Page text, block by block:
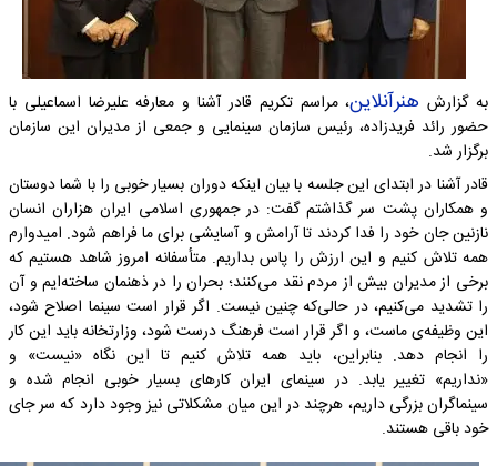
به گزارش هنرآنلاین، مراسم تکریم قادر آشنا و معارفه علیرضا اسماعیلی با
حضور رائد فریدزاده، رئیس سازمان سینمایی و جمعی از مدیران این سازمان
برگزار شد.
قادر آشنا در ابتدای این جلسه با بیان اینکه دوران بسیار خوبی را با شما دوستان
و همکاران پشت سر گذاشتم گفت: در جمهوری اسلامی ایران هزاران انسان
نازنین جان خود را فدا کردند تا آرامش و آسایشی برای ما فراهم شود. امیدوارم
همه تلاش کنیم و این ارزش را پاس بداریم. متأسفانه امروز شاهد هستیم که
برخی از مدیران بیش از مردم نقد می‌کنند؛ بحران را در ذهنمان ساخته‌ایم و آن
را تشدید می‌کنیم، در حالی‌که چنین نیست. اگر قرار است سینما اصلاح شود،
این وظیفه‌ی ماست، و اگر قرار است فرهنگ درست شود، وزارتخانه باید این کار
را انجام دهد. بنابراین، باید همه تلاش کنیم تا این نگاه «نیست» و
«نداریم» تغییر یابد. در سینمای ایران کارهای بسیار خوبی انجام شده و
سینماگران بزرگی داریم، هرچند در این میان مشکلاتی نیز وجود دارد که سر جای
خود باقی هستند.